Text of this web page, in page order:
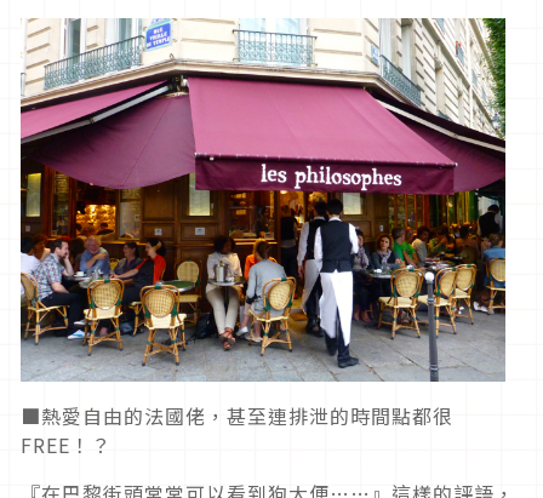
■熱愛自由的法國佬，甚至連排泄的時間點都很
FREE！？